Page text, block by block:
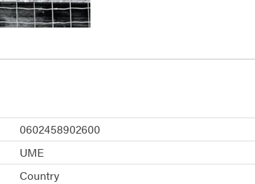
0602458902600
UME
Country